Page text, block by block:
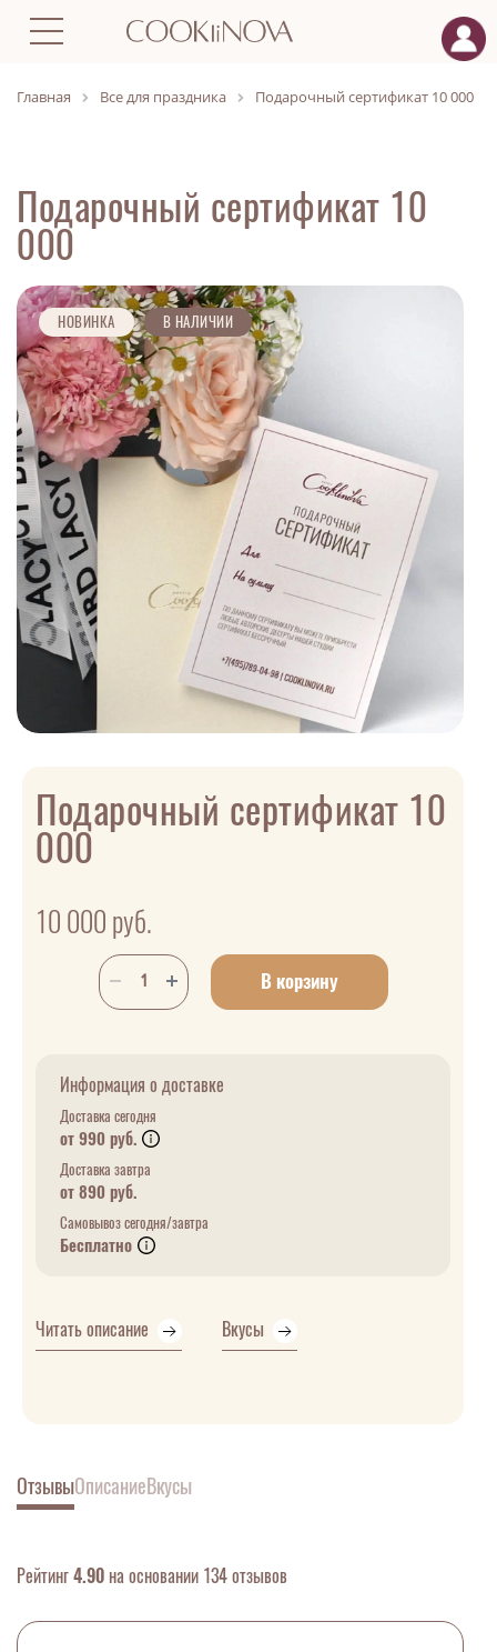
Главная Все для праздника Подарочный сертификат 10 000
Подарочный сертификат 10
000
НОВИНКА В НАЛИЧИИ
Подарочный сертификат 10
000
10 000 руб.
В корзину
Информация о доставке
Доставка сегодня
от 990 руб.
Доставка завтра
от 890 руб.
Самовывоз сегодня/завтра
Бесплатно
Читать описание Вкусы
ОтзывыОписаниеВкусы
Рейтинг4.90 на основании 134 отзывов